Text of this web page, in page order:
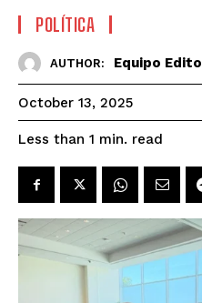
POLÍTICA
AUTHOR: Equipo
October 13, 2025
Less than 1 min. read